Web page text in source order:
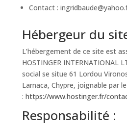
Contact :
Hébergeur du
L’hébergement de ce site est
HOSTINGER INTERNATIONAL
social se situe 61 Lordou
Larnaca, Chypre, joignable par
: https://www.hostinger.fr/
Responsabilité :